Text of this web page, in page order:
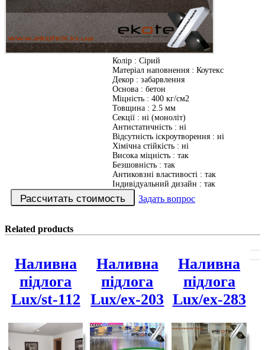
Колір : Сірий
Матеріал наповнення : Коутекс
Декор : забарвлення
Основа : бетон
Міцність : 400 кг/см2
Товщина : 2.5 мм
Секції : ні (моноліт)
Антистатичність : ні
Відсутність іскроутворення : ні
Хімічна стійкість : ні
Висока міцність : так
Безшовність : так
Антиковзні властивості : так
Індивідуальний дизайн : так
Задать вопрос
Related products
Наливна
підлога
Lux/st-112
Наливна
підлога
Lux/ex-203
Наливна
підлога
Lux/ex-283